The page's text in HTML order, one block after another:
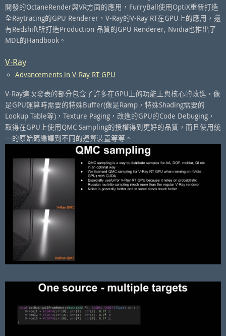
開發的OctaneRender與VR方面的應用，FurryBall使用OptiX重新打造
全Raytracing的GPU Renderer，V-Ray的V-Ray RT在GPU上的應用，還
有Redshift所打造Production 品質的GPU Renderer, Nvidia也推出了
MDL的Handbook。
V-Ray
Advancements in V-Ray RT GPU
V-Ray這次發表的部分包含了許多在GPU上的功能上與核心的改進，像
是GPU運算時需要的特殊Buffer(像是Ramp，特殊Shading需要的
Lookup Table等)，Texture Paging，改進的GPU的Code Debuging，
取得在GPU上使用QMC Sampling的授權得到更好的品質，而且使用統
一的原始碼編譯到不同的運算裝置等等。